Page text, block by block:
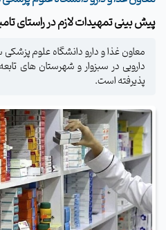
پیش بینی تمهیدات لازم در راستای
معاون غذا و دارو دانشگاه علوم پزشکی
دارویی در سبزوار و شهرستان های
پذیرفته است.